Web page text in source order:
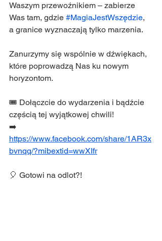
Waszym przewoźnikiem – zabierze
Was tam, gdzie #MagiaJestWszędzie,
a granice wyznaczają tylko marzenia.
Zanurzymy się wspólnie w dźwiękach,
które poprowadzą Nas ku nowym
horyzontom.
🎟 Dołączcie do wydarzenia i bądźcie
częścią tej wyjątkowej chwili!
➡️
https://www.facebook.com/share/1AR3x
bvnqq/?mibextid=wwXIfr
🎈 Gotowi na odlot?!